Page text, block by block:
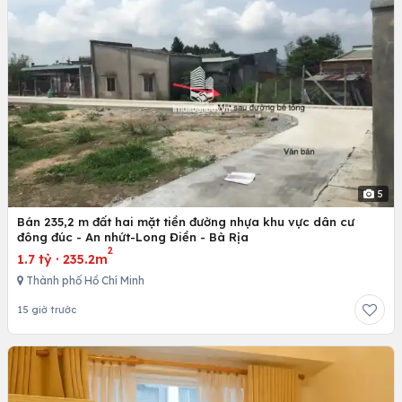
5
Bán 235,2 m đất hai mặt tiền đường nhựa khu vực dân cư
đông đúc - An nhứt-Long Điền - Bà Rịa
1.7 tỷ · 235.2m
2
Thành phố Hồ Chí Minh
15 giờ trước